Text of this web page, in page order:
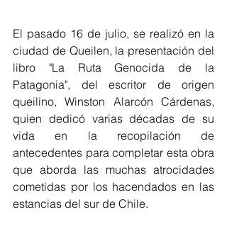
El pasado 16 de julio, se realizó en la
ciudad de Queilen, la presentación del
libro "La Ruta Genocida de la
Patagonia", del escritor de origen
queilino, Winston Alarcón Cárdenas,
quien dedicó varias décadas de su
vida en la recopilación de
antecedentes para completar esta obra
que aborda las muchas atrocidades
cometidas por los hacendados en las
estancias del sur de Chile.